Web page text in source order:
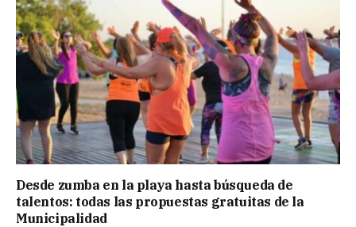
Desde zumba en la playa hasta búsqueda de
talentos: todas las propuestas gratuitas de la
Municipalidad